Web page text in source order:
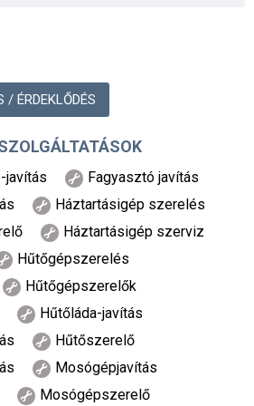
/ ÉRDEKLŐDÉS
javítás
Fagyasztó javítás
Háztartásigép szerelés
Háztartásigép szerviz
Hűtőgépszerelés
Hűtőgépszerelők
Hűtőláda-javítás
Hűtőszerelő
Mosógépjavítás
Mosógépszerelő